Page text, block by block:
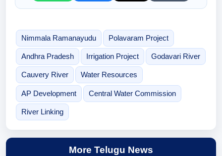
Nimmala Ramanayudu Polavaram Project
Andhra Pradesh Irrigation Project Godavari River
Cauvery River Water Resources
AP Development Central Water Commission
River Linking
More Telugu News